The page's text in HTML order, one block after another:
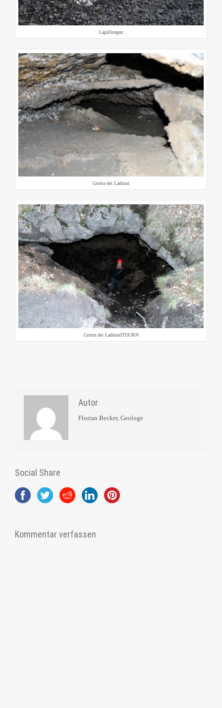
Lapilliregen
Grotta dei Ladroni
Grotta dei LadroniITOURN
Autor
Florian Becker, Geologe
Social Share
Kommentar verfassen